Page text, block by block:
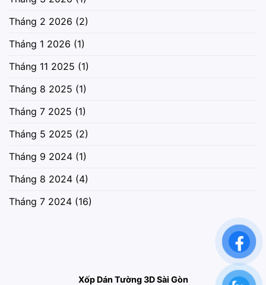
Tháng 2 2026 (2)
Tháng 1 2026 (1)
Tháng 11 2025 (1)
Tháng 8 2025 (1)
Tháng 7 2025 (1)
Tháng 5 2025 (2)
Tháng 9 2024 (1)
Tháng 8 2024 (4)
Tháng 7 2024 (16)
Xốp Dán Tường 3D Sài Gòn